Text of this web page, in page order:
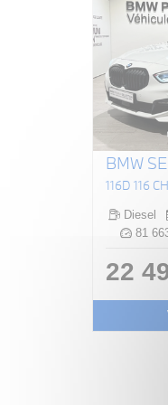
BMW
116D 116
Diesel
81
22